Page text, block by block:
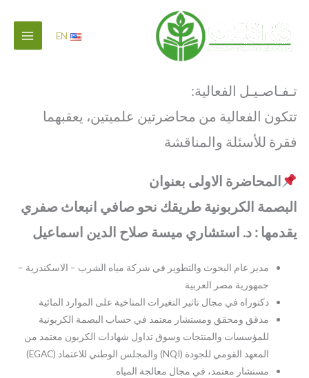
المحتوى
EN
تـفـاصـيـل الفعالية:
تتكون الفعالية من محاضرتين علميتين، يعقبهما
فقرة للأسئلة والمناقشة
المحاضرة الاولى بعنوان
البصمة الكربونية طريقك نحو صافي انبعاث صفري
يقدمها : د. استشاري ميسة صلاح الدين اسماعيل
مدير عام البحوث والتطوير في شركة مياه الشرب – الاسكندرية –
جمهورية مصر العربية
دكتوراه في مجال تاثير التغيرات المناخية على الموارد المائية
مدقق ومحقق ومستشار معتمد في حساب البصمة الكربونية
للمؤسسات والمنتجات وسوق تداول شهادات الكربون معتمد من
المعهد القومي للجودة (NQI) والمجلس الوطني للاعتماد (EGAC)
مستشار معتمد، في مجال معالجة المياه